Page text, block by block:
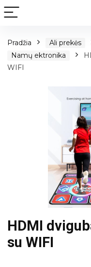
Pradžia Ali prekės
Namų ektronika
WIFI
HDMI
su WIFI